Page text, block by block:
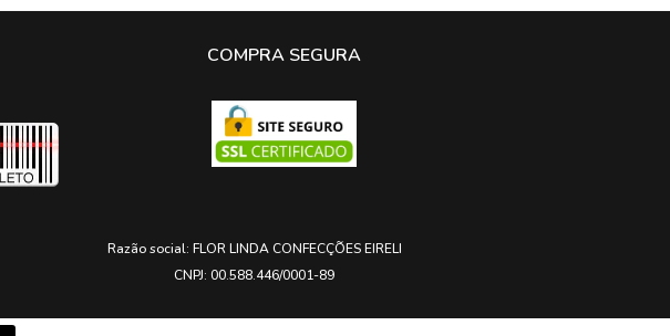
COMPRA SEGURA
Razão social: FLOR LINDA CONFECÇÕES EIRELI
CNPJ: 00.588.446/0001-89